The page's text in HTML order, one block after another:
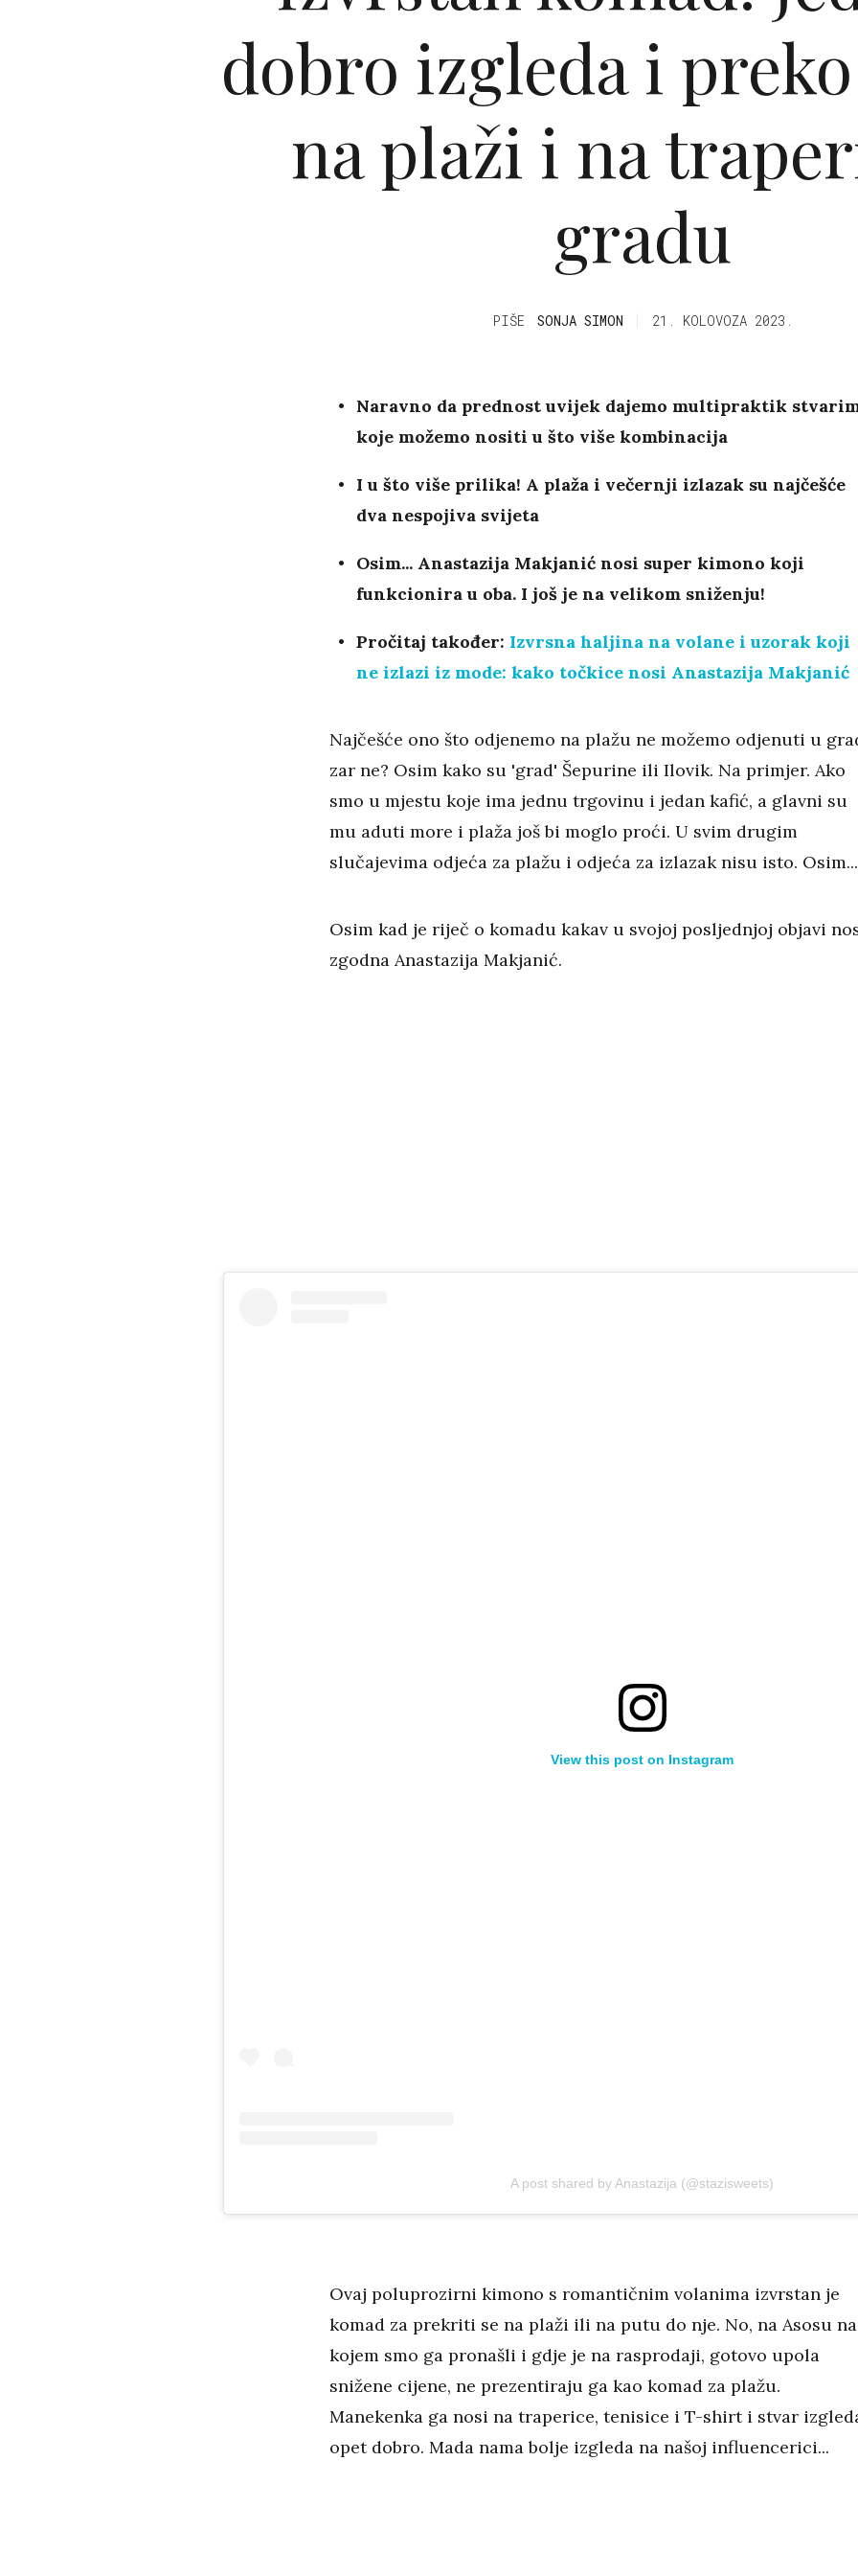
dobro izgleda i
na plaži i na
gradu
PIŠE SONJA SIMON 21. KOLOVOZA 2023.
Naravno da prednost uvijek dajemo multipraktik
koje možemo nositi u što više kombinacija
I u što više prilika! A plaža i večernji izlazak su najčešće
dva nespojiva svijeta
Osim... Anastazija Makjanić nosi super kimono koji
funkcionira u oba. I još je na velikom sniženju!
Pročitaj također: Izvrsna haljina na volane i uzorak koji
ne izlazi iz mode: kako točkice nosi Anastazija Makjanić
Najčešće ono što odjenemo na plažu ne možemo odjenuti u
zar ne? Osim kako su 'grad' Šepurine ili Ilovik. Na primjer. Ako
smo u mjestu koje ima jednu trgovinu i jedan kafić, a glavni su
mu aduti more i plaža još bi moglo proći. U svim drugim
slučajevima odjeća za plažu i odjeća za izlazak nisu isto. Osim...
Osim kad je riječ o komadu kakav u svojoj posljednjoj objavi
zgodna Anastazija Makjanić.
View this post on Instagram
A post shared by Anastazija (@stazisweets)
Ovaj poluprozirni kimono s romantičnim volanima izvrstan je
komad za prekriti se na plaži ili na putu do nje. No, na Asosu na
kojem smo ga pronašli i gdje je na rasprodaji, gotovo upola
snižene cijene, ne prezentiraju ga kao komad za plažu.
Manekenka ga nosi na traperice, tenisice i T-shirt i stvar
opet dobro. Mada nama bolje izgleda na našoj influencerici...